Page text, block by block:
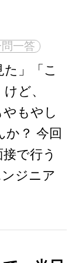
一答
た」「こ
ど、
やもやし
？ 今回
で行う
ジニア